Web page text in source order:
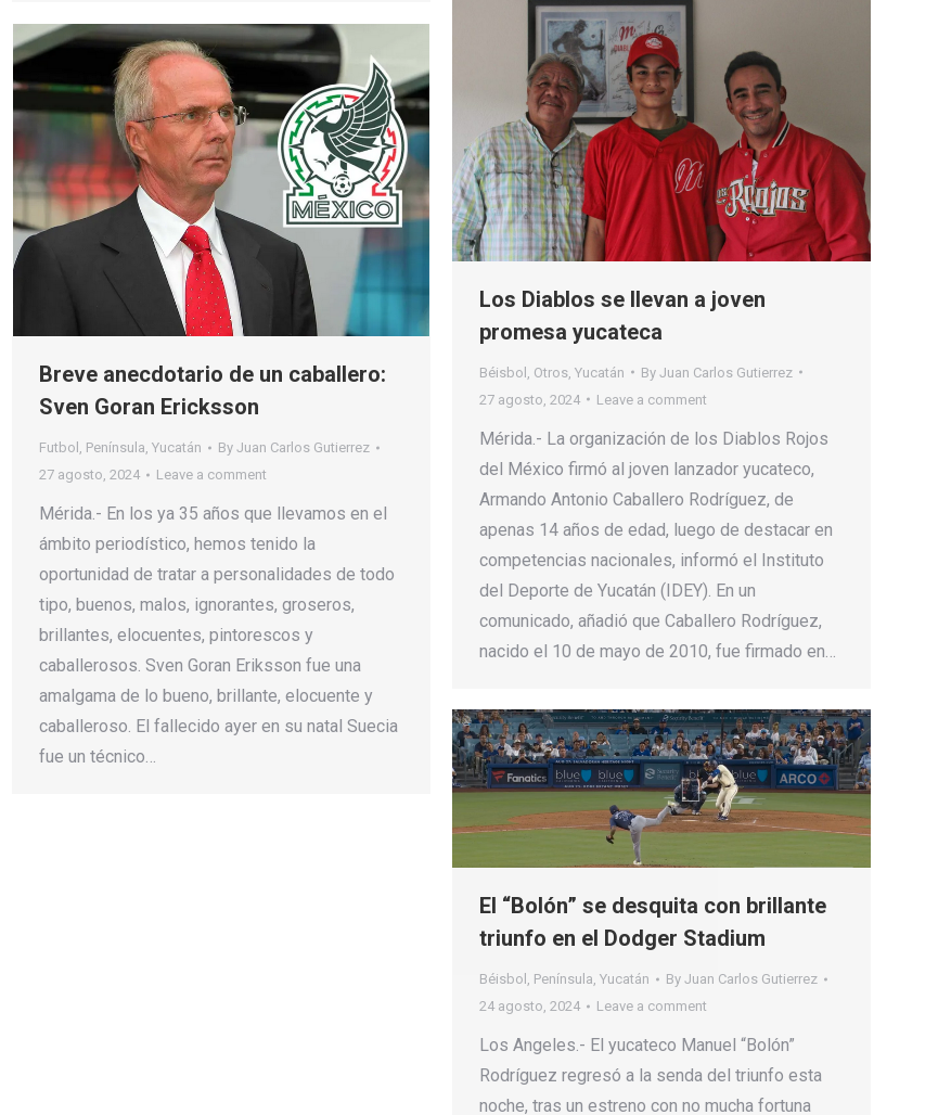
Los Diablos se llevan a joven
promesa yucateca
Béisbol Otros Yucatán By Juan Carlos Gutierrez
27 agosto, 2024
Leave a comment
Mérida.- La organización de los Diablos Rojos
del México firmó al joven lanzador yucateco,
Armando Antonio Caballero Rodríguez, de
apenas 14 años de edad, luego de destacar en
competencias nacionales, informó el Instituto
del Deporte de Yucatán (IDEY). En un
comunicado, añadió que Caballero Rodríguez,
nacido el 10 de mayo de 2010, fue firmado en…
Breve anecdotario de un caballero:
Sven Goran Ericksson
Futbol , Península, Yucatán By Juan Carlos Gutierrez
27 agosto, 2024
Leave a comment
Mérida.- En los ya 35 años que llevamos en el
ámbito periodístico, hemos tenido la
oportunidad de tratar a personalidades de todo
tipo, buenos, malos, ignorantes, groseros,
brillantes, elocuentes, pintorescos y
caballerosos. Sven Goran Eriksson fue una
amalgama de lo bueno, brillante, elocuente y
caballeroso. El fallecido ayer en su natal Suecia
fue un técnico…
El “Bolón” se desquita con brillante
triunfo en el Dodger Stadium
Béisbol , Península, Yucatán By Juan Carlos Gutierrez
24 agosto, 2024
Leave a comment
Los Angeles.- El yucateco Manuel “Bolón”
Rodríguez regresó a la senda del triunfo esta
noche, tras un estreno con no mucha fortuna